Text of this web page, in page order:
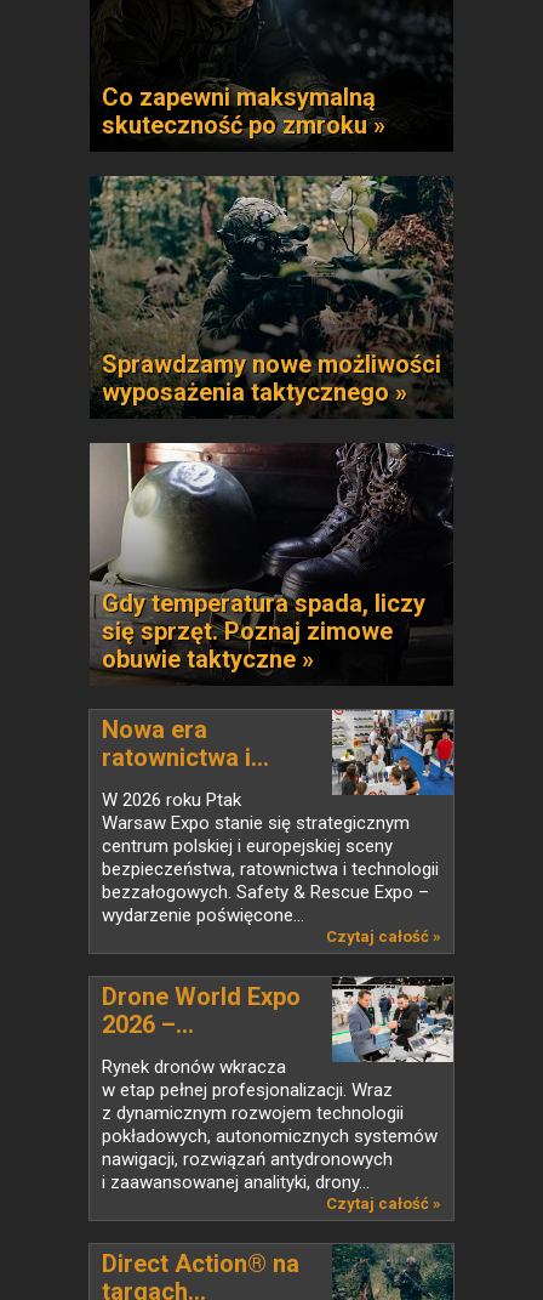
Co zapewni maksymalną
skuteczność po zmroku »
Sprawdzamy nowe możliwości
wyposażenia taktycznego »
Gdy temperatura spada, liczy
się sprzęt. Poznaj zimowe
obuwie taktyczne »
Nowa era
ratownictwa i...
W 2026 roku Ptak
Warsaw Expo stanie się strategicznym
centrum polskiej i europejskiej sceny
bezpieczeństwa, ratownictwa i technologii
bezzałogowych. Safety & Rescue Expo –
wydarzenie poświęcone...
Czytaj całość »
Drone World Expo
2026 –...
Rynek dronów wkracza
w etap pełnej profesjonalizacji. Wraz
z dynamicznym rozwojem technologii
pokładowych, autonomicznych systemów
nawigacji, rozwiązań antydronowych
i zaawansowanej analityki, drony...
Czytaj całość »
Direct Action® na
targach...